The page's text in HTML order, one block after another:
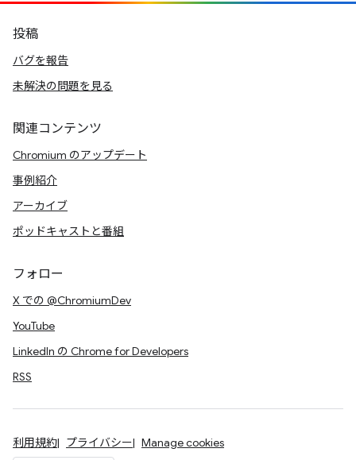
投稿
バグを報告
未解決の問題を見る
関連コンテンツ
Chromium のアップデート
事例紹介
アーカイブ
ポッドキャストと番組
フォロー
X での @ChromiumDev
YouTube
LinkedIn の Chrome for Developers
RSS
利用規約 プライバシー Manage cookies